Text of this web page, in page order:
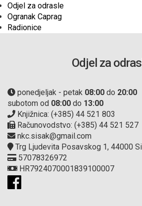
Odjel za odrasle
Ogranak Caprag
Radionice
Odjel za
ponedjeljak - petak 08:00 do 20:00
subotom od 08:00 do 13:00
Knjižnica: (+385) 44 521 803
Računovodstvo: (+385) 44 521 527
nkc.sisak@gmail.com
Trg Ljudevita Posavskog 1, 44000
57078326972
HR7924070001839100007